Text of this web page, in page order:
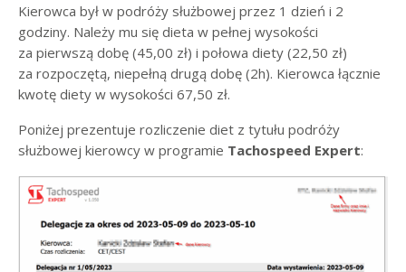
Kierowca był w podróży służbowej przez 1 dzień i 2
godziny. Należy mu się dieta w pełnej wysokości
za pierwszą dobę (45,00 zł) i połowa diety (22,50 zł)
za rozpoczętą, niepełną drugą dobę (2h). Kierowca łącznie
kwotę diety w wysokości 67,50 zł.
Poniżej prezentuje rozliczenie diet z tytułu podróży
służbowej kierowcy w programie Tachospeed Expert: